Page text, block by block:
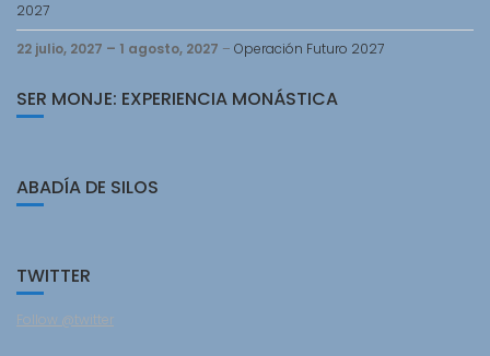
2027
22 julio, 2027 – 1 agosto, 2027 – Operación Futuro 2027
SER MONJE: EXPERIENCIA MONÁSTICA
ABADÍA DE SILOS
TWITTER
Follow @twitter